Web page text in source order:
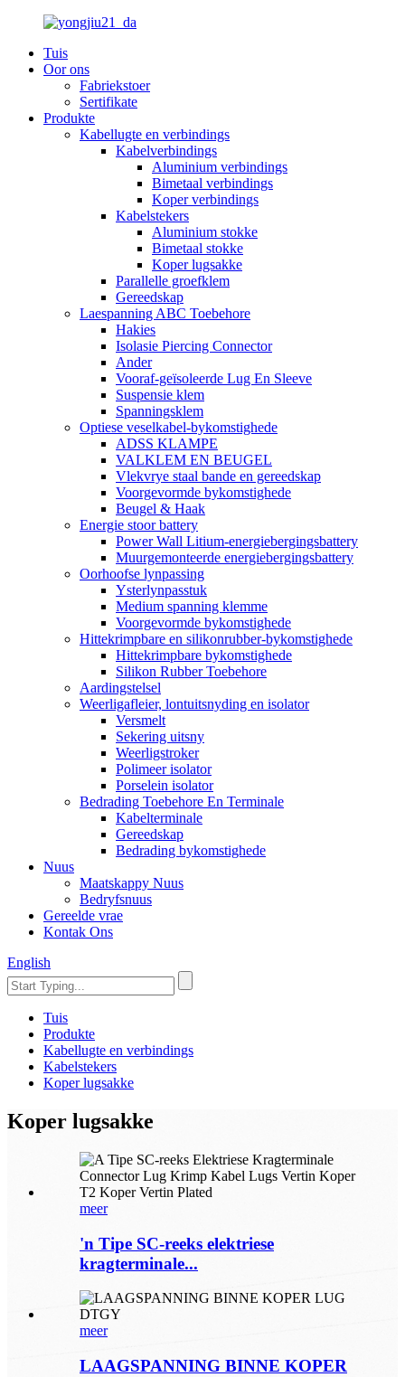
Tuis
Oor ons
Fabriekstoer
Sertifikate
Produkte
Kabellugte en verbindings
Kabelverbindings
Aluminium verbindings
Bimetaal verbindings
Koper verbindings
Kabelstekers
Aluminium stokke
Bimetaal stokke
Koper lugsakke
Parallelle groefklem
Gereedskap
Laespanning ABC Toebehore
Hakies
Isolasie Piercing Connector
Ander
Vooraf-geïsoleerde Lug En Sleeve
Suspensie klem
Spanningsklem
Optiese veselkabel-bykomstighede
ADSS KLAMPE
VALKLEM EN BEUGEL
Vlekvrye staal bande en gereedskap
Voorgevormde bykomstighede
Beugel & Haak
Energie stoor battery
Power Wall Litium-energiebergingsbattery
Muurgemonteerde energiebergingsbattery
Oorhoofse lynpassing
Ysterlynpasstuk
Medium spanning klemme
Voorgevormde bykomstighede
Hittekrimpbare en silikonrubber-bykomstighede
Hittekrimpbare bykomstighede
Silikon Rubber Toebehore
Aardingstelsel
Weerligafleier, lontuitsnyding en isolator
Versmelt
Sekering uitsny
Weerligstroker
Polimeer isolator
Porselein isolator
Bedrading Toebehore En Terminale
Kabelterminale
Gereedskap
Bedrading bykomstighede
Nuus
Maatskappy Nuus
Bedryfsnuus
Gereelde vrae
Kontak Ons
English
Tuis
Produkte
Kabellugte en verbindings
Kabelstekers
Koper lugsakke
Koper lugsakke
meer
'n Tipe SC-reeks elektriese
kragterminale...
meer
LAAGSPANNING BINNE KOPER